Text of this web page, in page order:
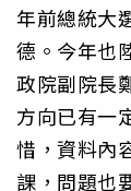
年前總統大
德。今年也
政院副院長
方向已有一
惜，資料內
課，問題也